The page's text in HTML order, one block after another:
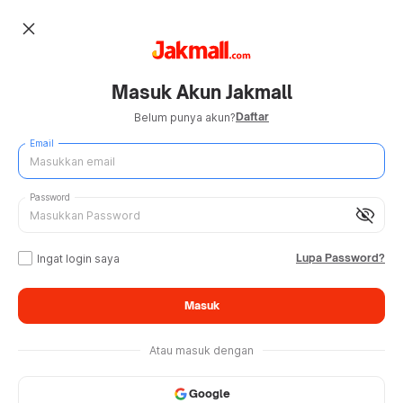
close
Masuk Akun Jakmall
Belum punya akun?Daftar
Email
visibility_off
Password
Ingat login saya Lupa Password?
Masuk
Atau masuk dengan
Google